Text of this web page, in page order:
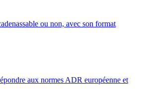
ou non, avec son format
aux normes ADR européenne et